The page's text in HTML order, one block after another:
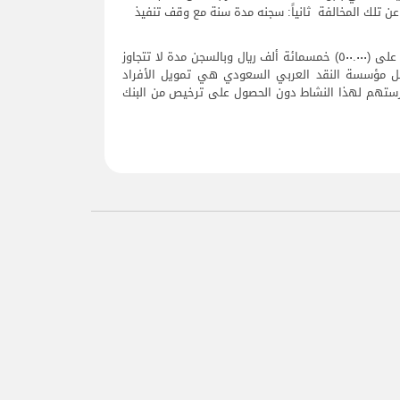
ثانياً: سجنه مدة سنة مع وقف تنفيذ
والجدير بالذكر أن العقوبات التي نص عليها نظام مراقبة شركات التمويل تصل إلى إيقاع غرامة مالية لا تزيد على (٥۰۰.۰۰۰) خمسمائة ألف ريال وبالسجن مدة لا تتجاوز
مؤسسة النقد العربي السعودي هي تمويل الأفراد
لهذا النشاط دون الحصول على ترخيص من البنك